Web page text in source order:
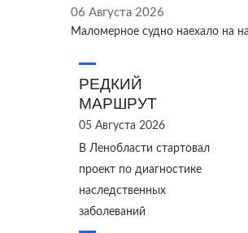
06 Августа 2026
Маломерное судно наехало на
РЕДКИЙ
МАРШРУТ
05 Августа 2026
В Ленобласти стартовал
проект по диагностике
наследственных
заболеваний